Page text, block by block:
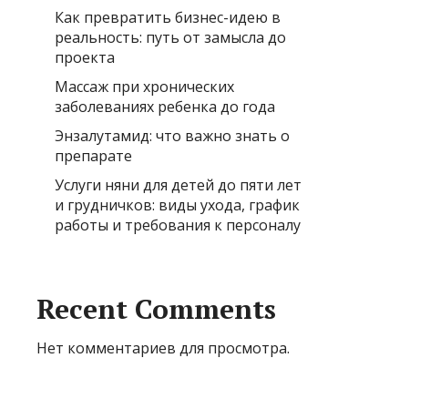
Как превратить бизнес-идею в
реальность: путь от замысла до
проекта
Массаж при хронических
заболеваниях ребенка до года
Энзалутамид: что важно знать о
препарате
Услуги няни для детей до пяти лет
и грудничков: виды ухода, график
работы и требования к персоналу
Recent Comments
Нет комментариев для просмотра.